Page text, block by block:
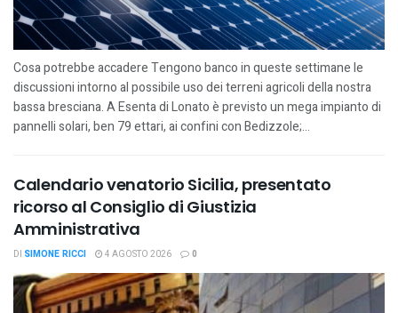
Cosa potrebbe accadere Tengono banco in queste settimane le
discussioni intorno al possibile uso dei terreni agricoli della nostra
bassa bresciana. A Esenta di Lonato è previsto un mega impianto di
pannelli solari, ben 79 ettari, ai confini con Bedizzole;...
Calendario venatorio Sicilia, presentato
ricorso al Consiglio di Giustizia
Amministrativa
DI SIMONE RICCI 4 AGOSTO 2026 0